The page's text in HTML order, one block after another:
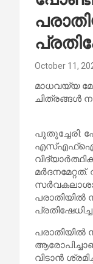
October 11,
മാധവയ്യ
ചിത്രങ്ങള്‍
പുതുച്ചേരി:
എസ്എഫ്‌ഐ
പരാതിയില്‍
പരാതിയില്‍
വിടാന്‍